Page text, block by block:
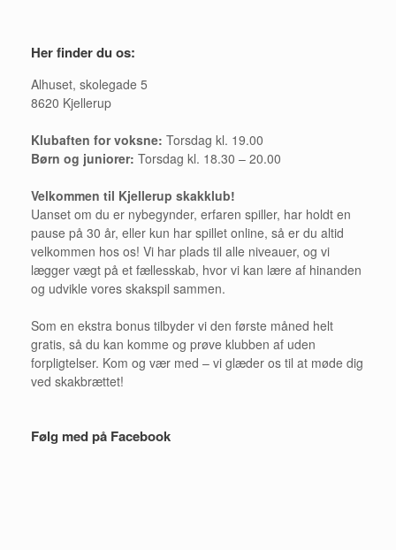
Her finder du os:
Alhuset, skolegade 5
8620 Kjellerup
Klubaften for voksne: Torsdag kl. 19.00
Børn og juniorer: Torsdag kl. 18.30 – 20.00
Velkommen til Kjellerup skakklub!
Uanset om du er nybegynder, erfaren spiller, har holdt en
pause på 30 år, eller kun har spillet online, så er du altid
velkommen hos os! Vi har plads til alle niveauer, og vi
lægger vægt på et fællesskab, hvor vi kan lære af hinanden
og udvikle vores skakspil sammen.
Som en ekstra bonus tilbyder vi den første måned helt
gratis, så du kan komme og prøve klubben af uden
forpligtelser. Kom og vær med – vi glæder os til at møde dig
ved skakbrættet!
Følg med på Facebook